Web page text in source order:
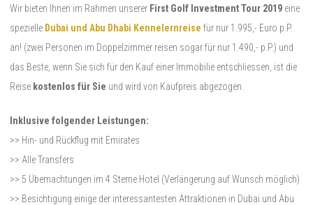
Wir bieten Ihnen im Rahmen unserer First Golf Investment Tour 2019 eine
spezielle Dubai und Abu Dhabi Kennelernreise für nur 1.995,- Euro p.P.
an! (zwei Personen im Doppelzimmer reisen sogar für nur 1.490,- p.P.) und
das Beste, wenn Sie sich für den Kauf einer Immobilie entschliessen, ist die
Reise kostenlos für Sie und wird von Kaufpreis abgezogen.
Inklusive folgender Leistungen:
>> Hin- und Rückflug mit Emirates
>> Alle Transfers
>> 5 Übernachtungen im 4 Sterne Hotel (Verlängerung auf Wunsch möglich)
>> Besichtigung einige der interessantesten Attraktionen in Dubai und Abu